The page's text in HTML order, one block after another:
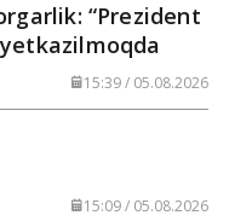
“Prezident
15:39 / 05.08.2026
15:09 / 05.08.2026